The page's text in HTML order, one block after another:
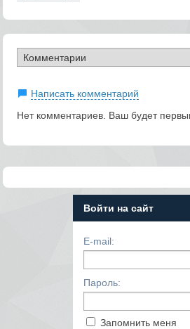
Написать комментарий
Нет комментариев. Ваш будет
Войти на сайт
E-mail:
Пароль:
Запомнить меня